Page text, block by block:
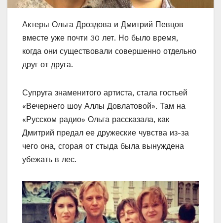
Актеры Ольга Дроздова и Дмитрий Певцов
вместе уже почти 30 лет. Но было время,
когда они существовали совершенно отдельно
друг от друга.
Супруга знаменитого артиста, стала гостьей
«Вечернего шоу Аллы Довлатовой». Там на
«Русском радио» Ольга рассказала, как
Дмитрий предал ее дружеские чувства из-за
чего она, сгорая от стыда была вынуждена
убежать в лес.